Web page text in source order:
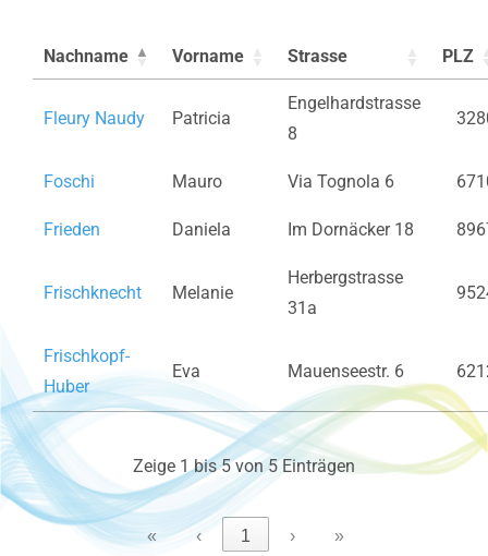
Nachname Vorname Strasse PLZ
Fleury Naudy Patricia
Engelhardstrasse
8
Foschi Mauro Via Tognola 6
Frieden Daniela Im Dornäcker 18
Frischknecht Melanie
Herbergstrasse
31a
Frischkopf-
Huber
Eva Mauenseestr. 6
Zeige 1 bis 5 von 5 Einträgen
« ‹ 1 › »